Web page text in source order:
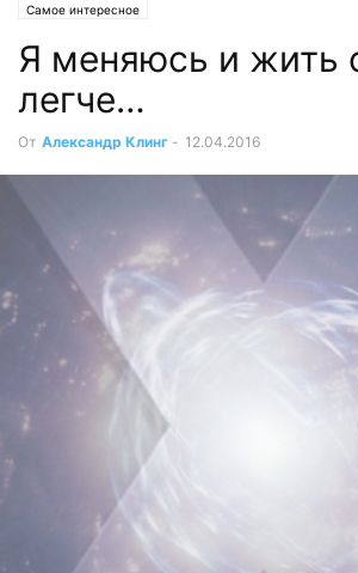
Самое интересное
Я меняюсь и жить
легче…
От Александр Клинг - 12.04.2016